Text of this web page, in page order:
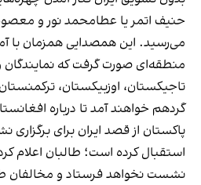
حنیف اتمر یا عطامحمد نور و
می‌رسید. این همصدایی همزمان با
منطقه‌ای صورت گرفت که نمایندگان
تاجیکستان، اوزبیکستان،
گردهم خواهند آمد تا درباره
پاکستان از قصد ایران برای برگزاری
استقبال کرده است؛ طالبان اعلام
نشست نخواهد فرستاد و مخالفان